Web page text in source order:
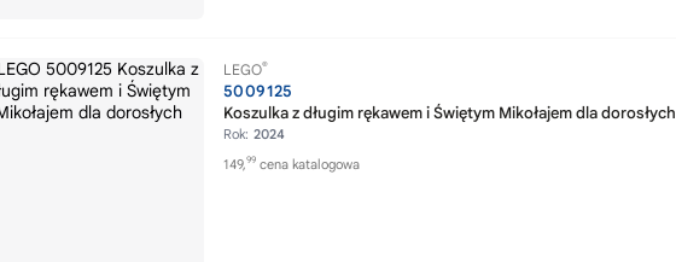
LEGO®
5009125
Koszulka z długim rękawem i Świętym Mikołajem dla dorosłych
Rok: 2024
149,99 cena katalogowa